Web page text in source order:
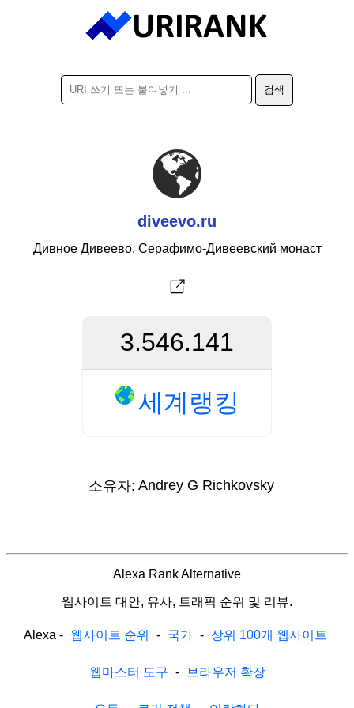
diveevo.ru
Дивное Дивеево. Серафимо-Дивеевский монаст
3.546.141
세계랭킹
소유자: Andrey G Richkovsky
Alexa Rank Alternative
웹사이트 대안, 유사, 트래픽 순위 및 리뷰.
Alexa - 웹사이트 순위 - 국가 - 상위 100개 웹사이트
웹마스터 도구 - 브라우저 확장